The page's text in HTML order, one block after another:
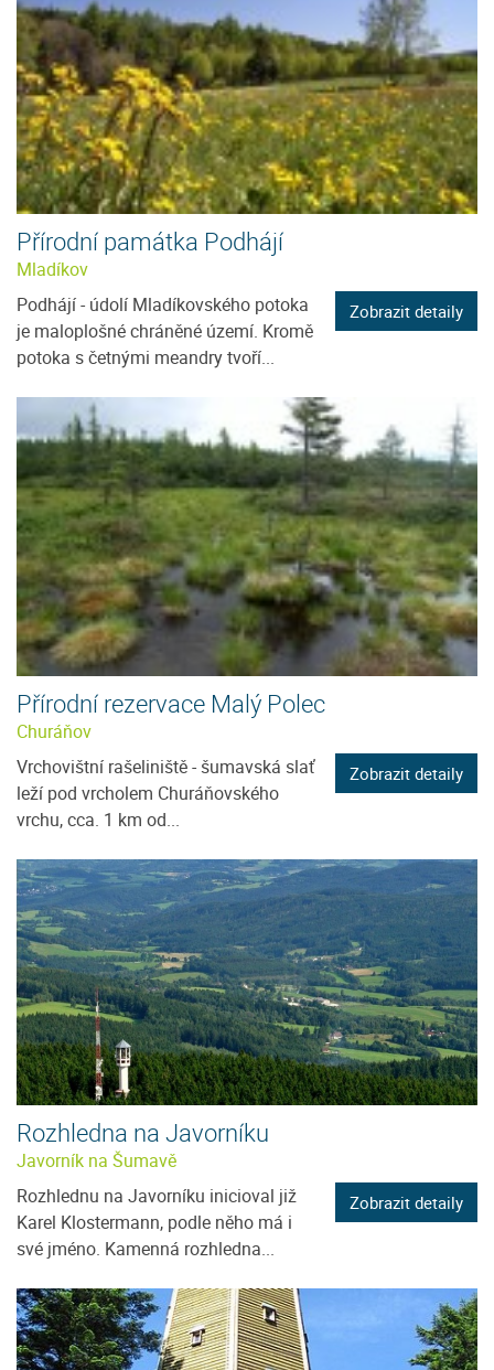
Přírodní památka Podhájí
Mladíkov
Podhájí - údolí Mladíkovského potoka
je maloplošné chráněné území. Kromě
potoka s četnými meandry tvoří...
Zobrazit detaily
Přírodní rezervace Malý Polec
Churáňov
Vrchovištní rašeliniště - šumavská slať
leží pod vrcholem Churáňovského
vrchu, cca. 1 km od...
Zobrazit detaily
Rozhledna na Javorníku
Javorník na Šumavě
Rozhlednu na Javorníku inicioval již
Karel Klostermann, podle něho má i
své jméno. Kamenná rozhledna...
Zobrazit detaily